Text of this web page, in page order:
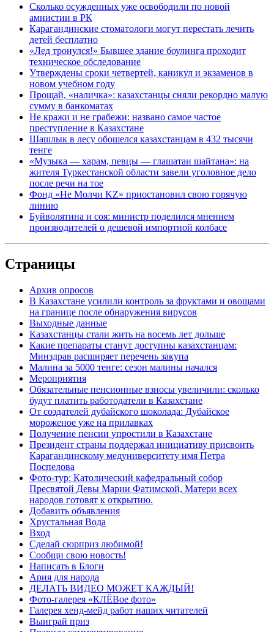
Сколько осужденных уже освободили по новой
амнистии в РК
Карагандинские стоматологи могут перестать лечить
детей бесплатно
«Лед тронулся!» Бывшее здание боулинга проходит
техническое обследование
Утверждены сроки четвертей, каникул и экзаменов в
новом учебном году
Прощай, «наличка»: казахстанцы сняли рекордно малую
сумму в банкоматах
Не кражи и не грабежи: названо самое частое
преступление в Казахстане
Шашлык в лесу обошелся казахстанцам в 432 тысячи
тенге
«Музыка — харам, певцы — глашатаи шайтана»: на
жителя Туркестанской области завели уголовное дело
после речи на тое
Фонд «Не Молчи KZ» приостановил свою горячую
линию
Буйволятина и соя: министр поделился мнением
производителей о дешевой импортной колбасе
Страницы
Архив опросов
В Казахстане усилили контроль за фруктами и овощами
на границе после обнаружения вирусов
Выходные данные
Казахстанцы стали жить на восемь лет дольше
Какие препараты станут доступны казахстанцам:
Минздрав расширяет перечень закупа
Малина за 5000 тенге: сезон малины начался
Мероприятия
Обязательные пенсионные взносы увеличили: сколько
будут платить работодатели в Казахстане
От создателей дубайского шоколада: Дубайское
мороженое уже на прилавках
Получение пенсии упростили в Казахстане
Президент страны поддержал инициативу присвоить
Карагандинскому медуниверситету имя Петра
Поспелова
Фото-тур: Католический кафедральный собор
Пресвятой Девы Марии Фатимской, Матери всех
народов готовят к открытию.
Добавить объявления
Хрустальная Вода
Вход
Сделай сюрприз любимой!
Сообщи свою новость!
Написать в Блоги
Ария для народа
ДЕЛАТЬ ВИДЕО МОЖЕТ КАЖДЫЙ!
Фото-галерея «КЛЁВое фото»
Галерея хенд-мейд работ наших читателей
Выиграй приз